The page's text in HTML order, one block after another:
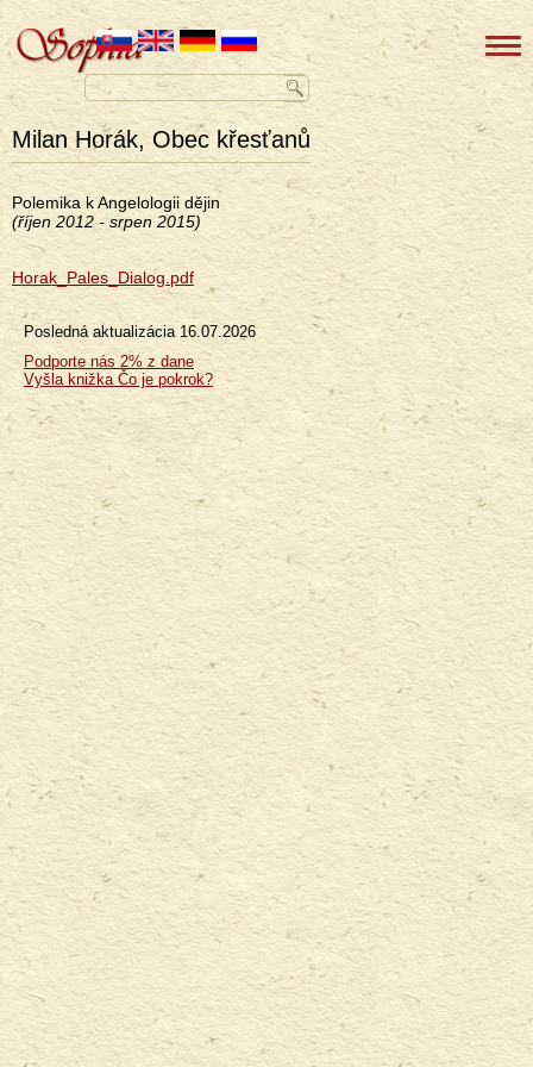
Milan Horák, Obec křesťanů
Polemika k Angelologii dějin
(říjen 2012 - srpen 2015)
Horak_Pales_Dialog.pdf
Menu
Posledná aktualizácia 16.07.2026
Podporte nás 2% z dane
Vyšla knižka Čo je pokrok?